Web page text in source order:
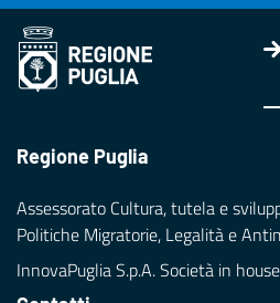
Regione Puglia
Assessorato Cultura, tutela e
Politiche Migratorie, Legalità e
InnovaPuglia S.p.A. Società in